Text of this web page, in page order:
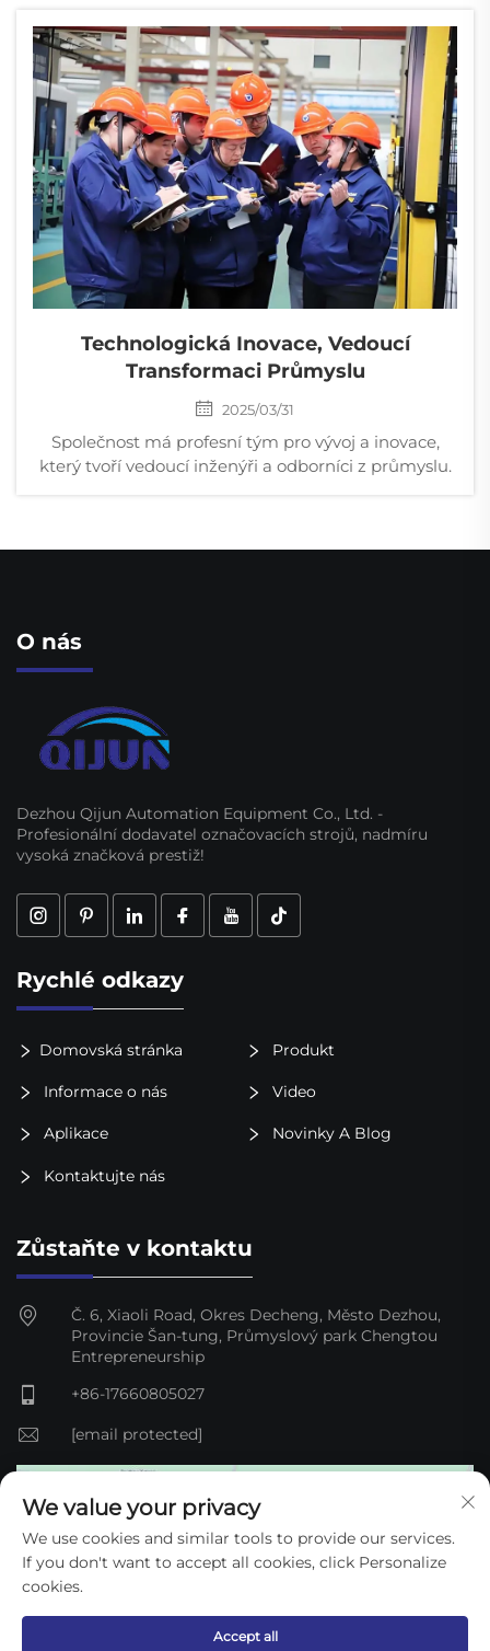
jsou certifikovány podle systému řízení kvality
ISO9001 a splňují mezinárodní normy.
Technologická Inovace, Vedoucí
Transformaci Průmyslu
2025/03/31
Společnost má profesní tým pro vývoj a inovace,
který tvoří vedoucí inženýři a odborníci z průmyslu.
O nás
Dezhou Qijun Automation Equipment Co., Ltd. -
Profesionální dodavatel označovacích strojů, nadmíru
vysoká značková prestiž!
Rychlé odkazy
Domovská stránka Produkt
Informace o nás Video
Aplikace Novinky A Blog
Kontaktujte nás
Zůstaňte v kontaktu
Č. 6, Xiaoli Road, Okres Decheng, Město Dezhou,
Provincie Šan-tung, Průmyslový park Chengtou
Entrepreneurship
+86-17660805027
[email protected]
We value your privacy
We use cookies and similar tools to provide our services.
If you don't want to accept all cookies, click Personalize
cookies.
Accept all